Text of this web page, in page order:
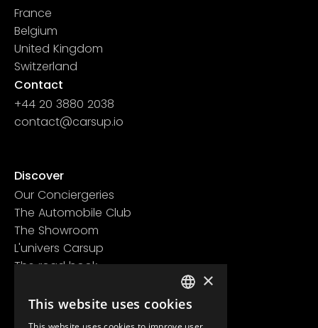
France
Belgium
United Kingdom
Switzerland
Contact
+44 20 3880 2038
contact@carsup.io
Discover
Our Conciergeries
The Automobile Club
The Showroom
L'univers Carsup
The road book
Legal information
Confidentiality policy
FRENCH
×
This website uses cookies